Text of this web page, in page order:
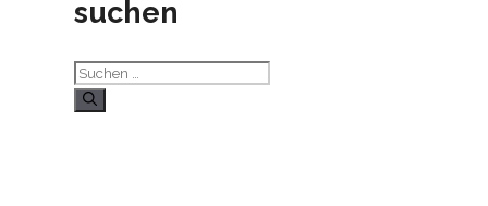
suchen
Suchen
nach: